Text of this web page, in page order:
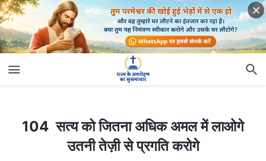
104 सत्य को जितना अधिक अमल में लाओगे उतनी तेज़ी से प्रगति करोगे
104 सत्य को जितना अधिक अमल में लाओगे
उतनी तेज़ी से प्रगति करोगे